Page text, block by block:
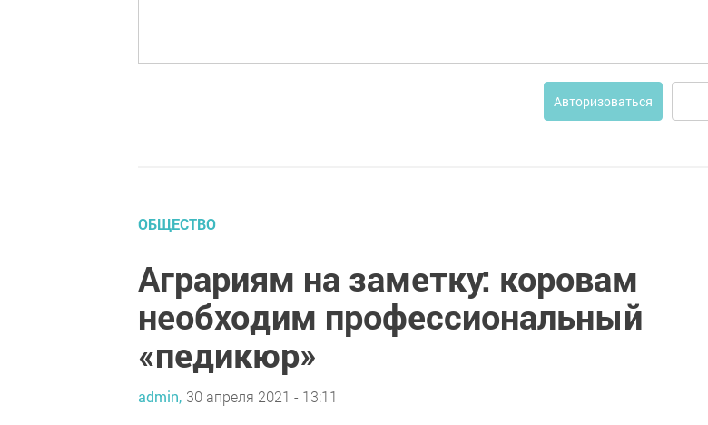
Авторизоваться
ОБЩЕСТВО
Аграриям на заметку: коровам
необходим профессиональный
«педикюр»
admin, 30 апреля 2021 - 13:11